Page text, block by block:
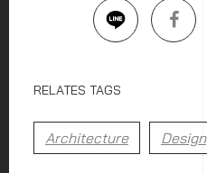
RELATES TAGS
Architecture Design